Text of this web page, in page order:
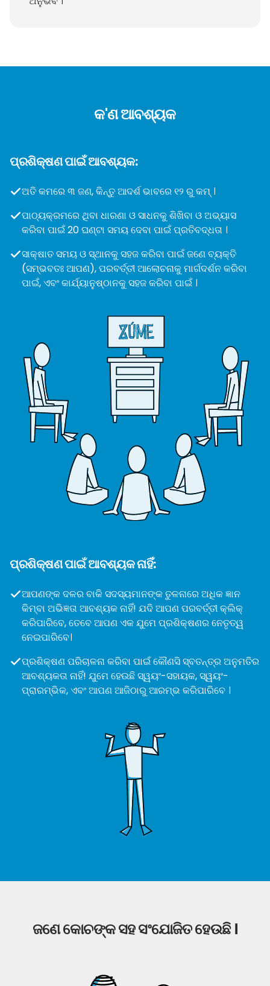
କ'ଣ ଆବଶ୍ୟକ
ପ୍ରଶିକ୍ଷଣ ପାଇଁ ଆବଶ୍ୟକ:
ଅତି କମରେ ୩ ଜଣ, କିନ୍ତୁ ଆଦର୍ଶ ଭାବରେ ୧୨ ରୁ କମ୍ ।
ପାଠ୍ୟକ୍ରମରେ ଥିବା ଧାରଣା ଓ ସାଧନକୁ ଶିଖିବା ଓ ଅଭ୍ୟାସ
କରିବା ପାଇଁ 20 ଘଣ୍ଟା ସମୟ ଦେବା ପାଇଁ ପ୍ରତିବଦ୍ଧତା ।
ସାକ୍ଷାତ ସମୟ ଓ ସ୍ଥାନକୁ ସହଜ କରିବା ପାଇଁ ଜଣେ ବ୍ୟକ୍ତି
(ସମ୍ଭବତଃ ଆପଣ), ପରବର୍ତ୍ତୀ ଆଲୋଚନାକୁ ମାର୍ଗଦର୍ଶନ କରିବା
ପାଇଁ, ଏବଂ କାର୍ଯ୍ୟାନୁଷ୍ଠାନକୁ ସହଜ କରିବା ପାଇଁ ।
ପ୍ରଶିକ୍ଷଣ ପାଇଁ ଆବଶ୍ୟକ ନାହିଁ:
ଆପଣଙ୍କ ଦଳର ବାକି ସଦସ୍ୟମାନଙ୍କ ତୁଳନାରେ ଅଧିକ ଜ୍ଞାନ
କିମ୍ବା ଅଭିଜ୍ଞତା ଆବଶ୍ୟକ ନାହିଁ! ଯଦି ଆପଣ ପରବର୍ତ୍ତୀ କ୍ଲିକ୍
କରିପାରିବେ, ତେବେ ଆପଣ ଏକ ଯୁମେ ପ୍ରଶିକ୍ଷଣର ନେତୃତ୍ୱ
ନେଇପାରିବେ।
ପ୍ରଶିକ୍ଷଣ ପରିଚାଳନା କରିବା ପାଇଁ କୌଣସି ସ୍ବତନ୍ତ୍ର ଅନୁମତିର
ଆବଶ୍ୟକତା ନାହିଁ! ଯୁମେ ହେଉଛି ସ୍ୱୟଂ-ସହାୟକ, ସ୍ୱୟଂ-
ପ୍ରାରମ୍ଭିକ, ଏବଂ ଆପଣ ଆଜିଠାରୁ ଆରମ୍ଭ କରିପାରିବେ ।
ଜଣେ କୋଚଙ୍କ ସହ ସଂଯୋଜିତ ହେଉଛି ।